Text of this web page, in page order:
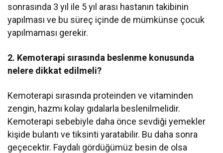
sonrasında 3 yıl ile 5 yıl arası hastanın takibinin
yapılması ve bu süreç içinde de mümkünse çocuk
yapılmaması gerekir.
2. Kemoterapi sırasında beslenme konusunda
nelere dikkat edilmeli?
Kemoterapi sırasında proteinden ve vitaminden
zengin, hazmı kolay gıdalarla beslenilmelidir.
Kemoterapi sebebiyle daha önce sevdiği yemekler
kişide bulantı ve tiksinti yaratabilir. Bu daha sonra
geçecektir. Faydalı gördüğümüz besin de olsa